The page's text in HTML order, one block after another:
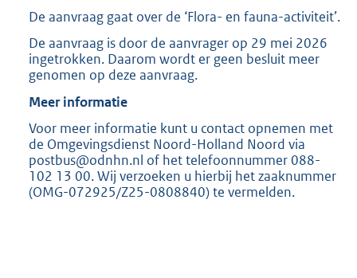
De aanvraag gaat over de ‘Flora- en fauna-activiteit’.
De aanvraag is door de aanvrager op 29 mei 2026
ingetrokken. Daarom wordt er geen besluit meer
genomen op deze aanvraag.
Meer informatie
Voor meer informatie kunt u contact opnemen met
de Omgevingsdienst Noord-Holland Noord via
postbus@odnhn.nl of het telefoonnummer 088-
102 13 00. Wij verzoeken u hierbij het zaaknummer
(OMG-072925/Z25-0808840) te vermelden.